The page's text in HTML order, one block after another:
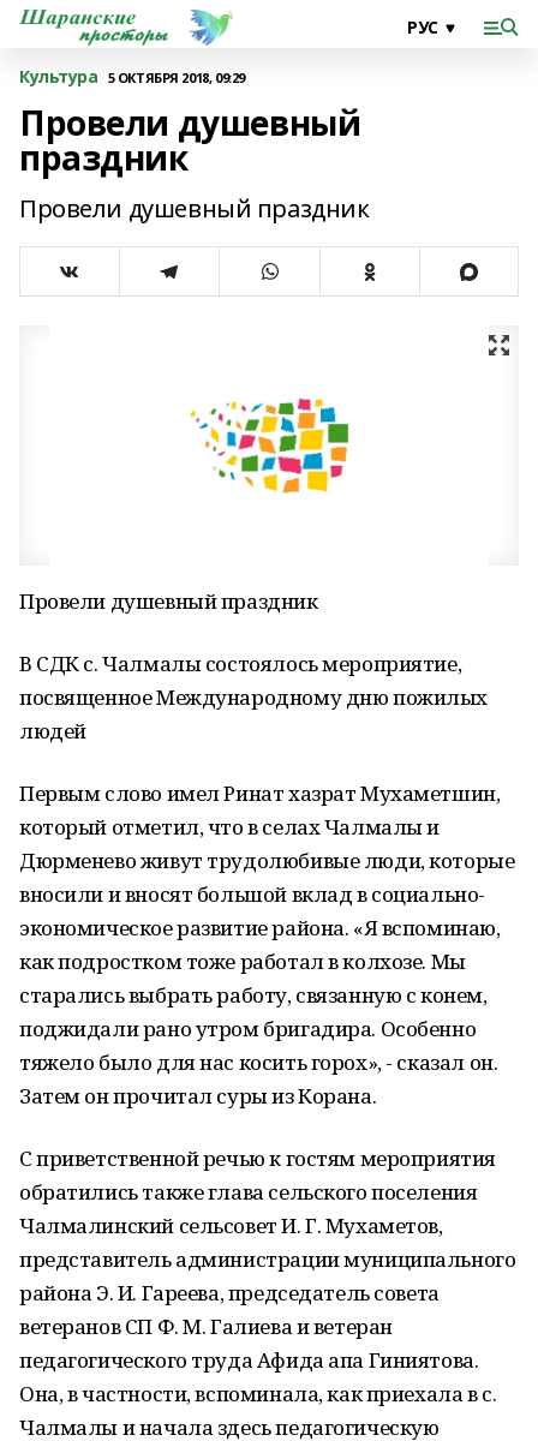
Культура 5 ОКТЯБРЯ 2018, 09:29
Провели душевный
праздник
Провели душевный праздник
Провели душевный праздник
В СДК с. Чалмалы состоялось мероприятие,
посвященное Международному дню пожилых
людей
Первым слово имел Ринат хазрат Мухаметшин,
который отметил, что в селах Чалмалы и
Дюрменево живут трудолюбивые люди, которые
вносили и вносят большой вклад в социально-
экономическое развитие района. «Я вспоминаю,
как подростком тоже работал в колхозе. Мы
старались выбрать работу, связанную с конем,
поджидали рано утром бригадира. Особенно
тяжело было для нас косить горох», - сказал он.
Затем он прочитал суры из Корана.
С приветственной речью к гостям мероприятия
обратились также глава сельского поселения
Чалмалинский сельсовет И. Г. Мухаметов,
представитель администрации муниципального
района Э. И. Гареева, председатель совета
ветеранов СП Ф. М. Галиева и ветеран
педагогического труда Афида апа Гиниятова.
Она, в частности, вспоминала, как приехала в с.
Чалмалы и начала здесь педагогическую